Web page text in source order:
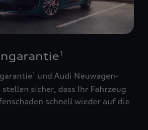
1
1
und Audi Neuwagen-
stellen sicher, dass Ihr Fahrzeug
schnell wieder auf die